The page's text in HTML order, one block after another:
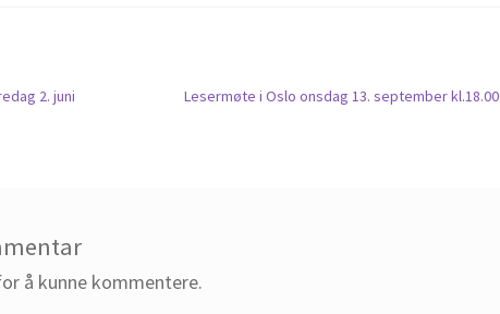
2. juni
Neste
Lesermøte i Oslo onsdag 13. september kl.18.00
å kunne kommentere.